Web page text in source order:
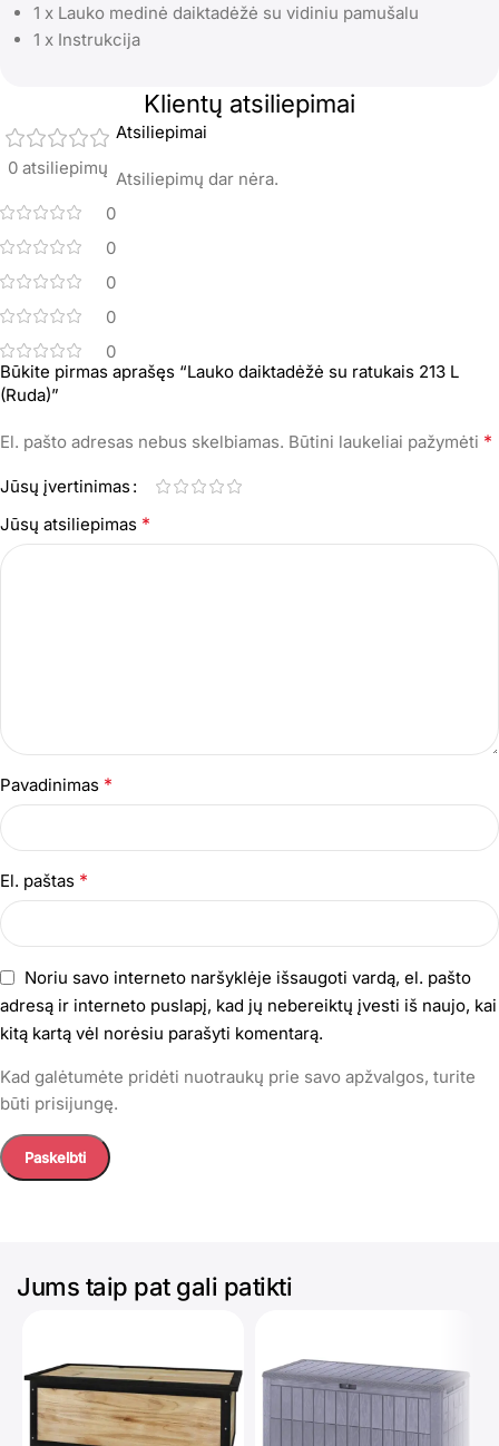
1 x Lauko medinė daiktadėžė su vidiniu pamušalu
1 x Instrukcija
Klientų atsiliepimai
0 atsiliepimų
0
0
0
0
0
Atsiliepimai
Atsiliepimų dar nėra.
Būkite pirmas aprašęs “Lauko daiktadėžė su ratukais 213 L
(Ruda)”
El. pašto adresas nebus skelbiamas. Būtini laukeliai pažymėti *
Jūsų įvertinimas
Jūsų atsiliepimas *
Pavadinimas *
El. paštas *
Noriu savo interneto naršyklėje išsaugoti vardą, el. pašto
adresą ir interneto puslapį, kad jų nebereiktų įvesti iš naujo, kai
kitą kartą vėl norėsiu parašyti komentarą.
Kad galėtumėte pridėti nuotraukų prie savo apžvalgos, turite
būti prisijungę.
Jums taip pat gali patikti